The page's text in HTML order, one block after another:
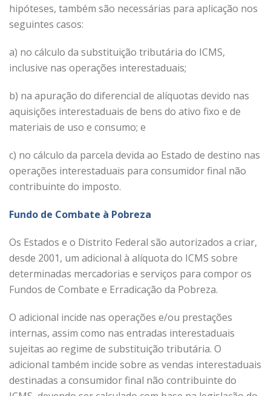
hipóteses, também são necessárias para aplicação nos
seguintes casos:
a) no cálculo da substituição tributária do ICMS,
inclusive nas operações interestaduais;
b) na apuração do diferencial de alíquotas devido nas
aquisições interestaduais de bens do ativo fixo e de
materiais de uso e consumo; e
c) no cálculo da parcela devida ao Estado de destino nas
operações interestaduais para consumidor final não
contribuinte do imposto.
Fundo de Combate à Pobreza
Os Estados e o Distrito Federal são autorizados a criar,
desde 2001, um adicional à alíquota do ICMS sobre
determinadas mercadorias e serviços para compor os
Fundos de Combate e Erradicação da Pobreza.
O adicional incide nas operações e/ou prestações
internas, assim como nas entradas interestaduais
sujeitas ao regime de substituição tributária. O
adicional também incide sobre as vendas interestaduais
destinadas a consumidor final não contribuinte do